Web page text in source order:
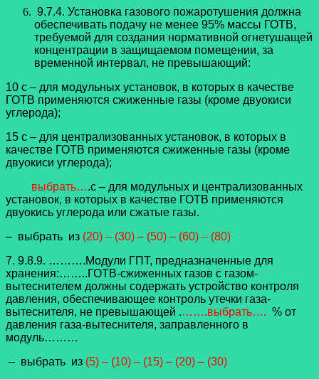
9.7.4. Установка газового пожаротушения должна
обеспечивать подачу не менее 95% массы ГОТВ,
требуемой для создания нормативной огнетушащей
концентрации в защищаемом помещении, за
временной интервал, не превышающий:
10 с – для модульных установок, в которых в качестве
ГОТВ применяются сжиженные газы (кроме двуокиси
углерода);
15 с – для централизованных установок, в которых в
качестве ГОТВ применяются сжиженные газы (кроме
двуокиси углерода);
выбрать….с – для модульных и централизованных
установок, в которых в качестве ГОТВ применяются
двуокись углерода или сжатые газы.
– выбрать из (20) – (30) – (50) – (60) – (80)
7. 9.8.9. ……….Модули ГПТ, предназначенные для
хранения:……..ГОТВ-сжиженных газов с газом-
вытеснителем должны содержать устройство контроля
давления, обеспечивающее контроль утечки газа-
вытеснителя, не превышающей .…….выбрать…. % от
давления газа-вытеснителя, заправленного в
модуль………
– выбрать из (5) – (10) – (15) – (20) – (30)